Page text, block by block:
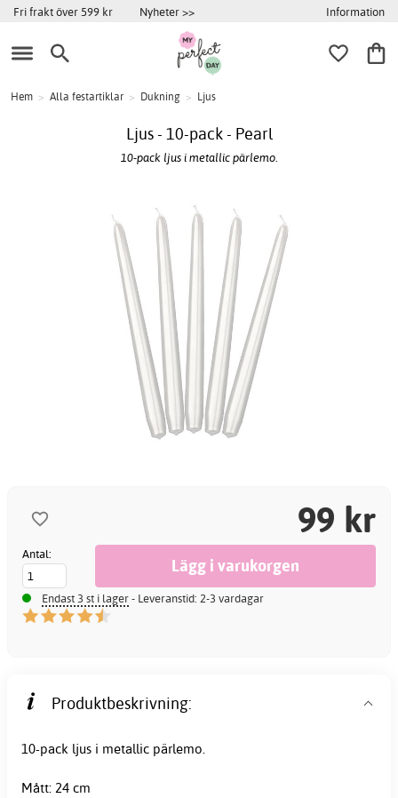
Fri frakt över 599 kr Nyheter >> Information
Hem > Alla festartiklar > Dukning > Ljus
Ljus - 10-pack - Pearl
10-pack ljus i metallic pärlemo.
99 kr
Antal:
Endast 3 st i lager- Leveranstid: 2-3 vardagar
Produktbeskrivning:
10-pack ljus i metallic pärlemo.
Mått: 24 cm